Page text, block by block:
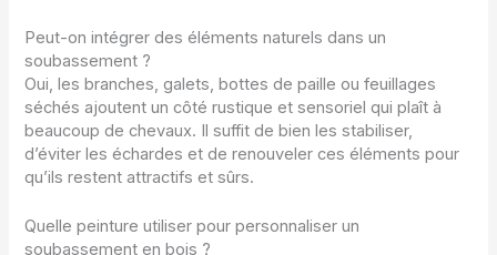
Peut-on intégrer des éléments naturels dans un
soubassement ?
Oui, les branches, galets, bottes de paille ou feuillages
séchés ajoutent un côté rustique et sensoriel qui plaît à
beaucoup de chevaux. Il suffit de bien les stabiliser,
d’éviter les échardes et de renouveler ces éléments pour
qu’ils restent attractifs et sûrs.
Quelle peinture utiliser pour personnaliser un
soubassement en bois ?